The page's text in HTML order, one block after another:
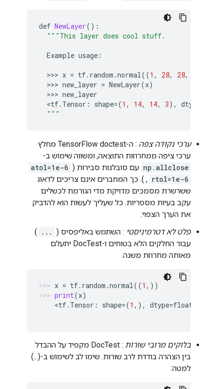
def NewLayer():
"""This layer does cool stuff.
Example usage :
  >>>
x = tf. random .normal((1 , 28, 28,
  >>>
new_layer = NewLayer(x)
  >>>
new_layer
<tf. Tensor : shape=(1 , 14, 14, 3), dtype
"""
ערכי נקודה צפה
: ה-TensorFlow doctest מחלץ
ערכי ציפה ממחרוזות התוצאה, ומשווה שימוש ב-
np.allclose עם סובלנות סבירות ( atol=1e-6
, rtol=1e-6
). כך המחברים אינם צריכים לדאוג
ששרשרת מסמכים מדויקת מדי הגורמת לכשלים
עקב בעיות מספריות. כל שעליך לעשות הוא להדביק
את הערך הצפוי.
פלט לא דטרמיניסטי : השתמש באליפסיס ( ...
)
עבור החלקים הלא בטוחים ו-DocTest יתעלם
מאותה מחרוזת משנה.
x = tf. random .normal((1 ,))
print(x)
    <
tf. Tensor : shape=(1 ,), dtype=float32
בלוקים מרובי שורות
: DocTest מקפיד על ההבדל
בין הצהרה בודדת לרב שורות. שימו לב לשימוש ב-(...)
למטה: